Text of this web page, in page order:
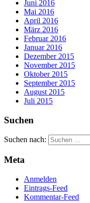
Juni 2016
Mai 2016
April 2016
März 2016
Februar 2016
Januar 2016
Dezember 2015
November 2015
Oktober 2015
September 2015
August 2015
Juli 2015
Suchen
Suchen nach:
Meta
Anmelden
Eintrags-Feed
Kommentar-Feed